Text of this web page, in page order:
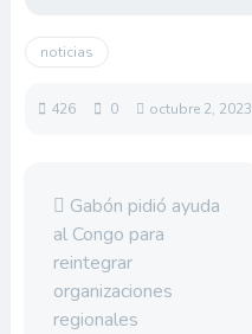
noticias
426 0 octubre 2, 2023
Gabón pidió ayuda
al Congo para
reintegrar
organizaciones
regionales